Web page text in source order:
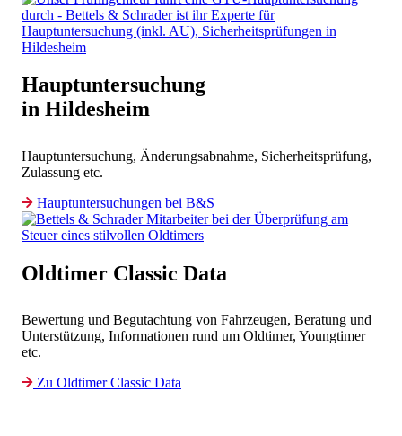
Hauptuntersuchung
in Hildesheim
Hauptuntersuchung, Änderungsabnahme, Sicherheitsprüfung,
Zulassung etc.
Hauptuntersuchungen bei B&S
Oldtimer Classic Data
Bewertung und Begutachtung von Fahrzeugen, Beratung und
Unterstützung, Informationen rund um Oldtimer, Youngtimer
etc.
Zu Oldtimer Classic Data